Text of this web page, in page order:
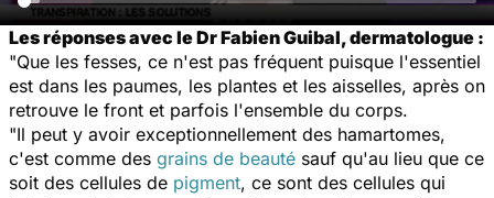
Les réponses avec le Dr Fabien Guibal, dermatologue :
"Que les fesses, ce n'est pas fréquent puisque l'essentiel
est dans les paumes, les plantes et les aisselles, après on
retrouve le front et parfois l'ensemble du corps.
"Il peut y avoir exceptionnellement des hamartomes,
c'est comme des grains de beauté sauf qu'au lieu que ce
soit des cellules de pigment, ce sont des cellules qui